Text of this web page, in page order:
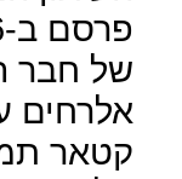
של חבר
אלרחים
קטאר